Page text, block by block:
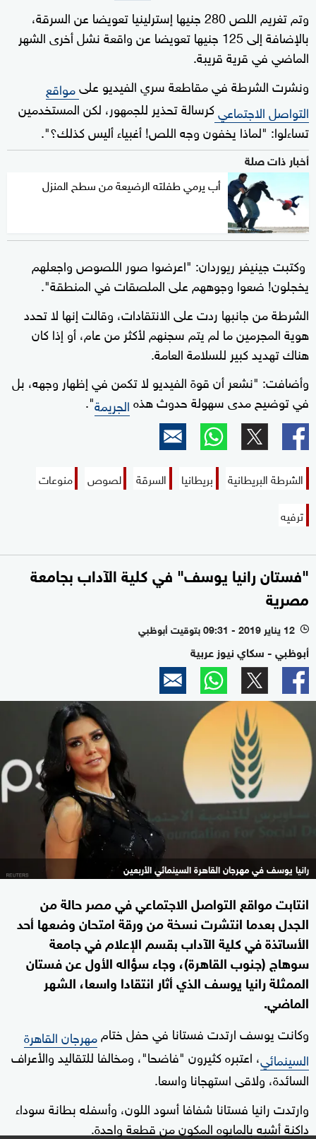
وتم تغريم اللص 280 جنيها إسترلينيا تعويضا عن السرقة،
بالإضافة إلى 125 جنيها تعويضا عن واقعة نشل أخرى الشهر
الماضي في قرية قريبة.
ونشرت الشرطة في مقاطعة سري الفيديو علىمواقع
التواصل الاجتماعيكرسالة تحذير للجمهور، لكن المستخدمين
تساءلوا: "لماذا يخفون وجه اللص! أغبياء أليس كذلك؟".
أخبار ذات صلة
أب يرمي طفلته الرضيعة من سطح المنزل
وكتبت جينيفر ريوردان: "اعرضوا صور اللصوص واجعلهم
يخجلون! ضعوا وجوههم على الملصقات في المنطقة".
الشرطة من جانبها ردت على الانتقادات، وقالت إنها لا تحدد
هوية المجرمين ما لم يتم سجنهم لأكثر من عام، أو إذا كان
هناك تهديد كبير للسلامة العامة.
وأضافت: "نشعر أن قوة الفيديو لا تكمن في إظهار وجهه، بل
في توضيح مدى سهولة حدوث هذهالجريمة".
الشرطة البريطانية بريطانيا السرقة لصوص
منوعات
ترفيه
"فستان رانيا يوسف" في كلية الآداب بجامعة
مصرية
l 12 يناير 2019 - 09:31 بتوقيت أبوظبي
أبوظبي - سكاي نيوز عربية
رانيا يوسف في مهرجان القاهرة السينمائي الأربعين
انتابت مواقع التواصل الاجتماعي في مصر حالة من
الجدل بعدما انتشرت نسخة من ورقة امتحان وضعها أحد
الأساتذة في كلية الآداب بقسم الإعلام في جامعة
سوهاج (جنوب القاهرة)، وجاء سؤاله الأول عن فستان
الممثلة رانيا يوسف الذي أثار انتقادا واسعا، الشهر
الماضي.
وكانت يوسف ارتدت فستانا في حفل ختاممهرجان القاهرة
السينمائي، اعتبره كثيرون "فاضحا"، ومخالفا للتقاليد والأعراف
السائدة، ولاقى استهجانا واسعا.
وارتدت رانيا فستانا شفافا أسود اللون، وأسفله بطانة سوداء
داكنة أشبه بالمايوه المكون من قطعة واحدة.